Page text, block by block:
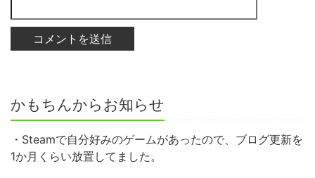
かもちんからお知らせ
・Steamで自分好みのゲームがあったので、ブログ更新を
1か月くらい放置してました。